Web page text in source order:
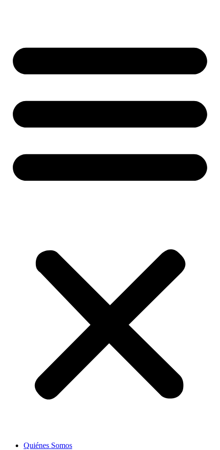
Quiénes Somos